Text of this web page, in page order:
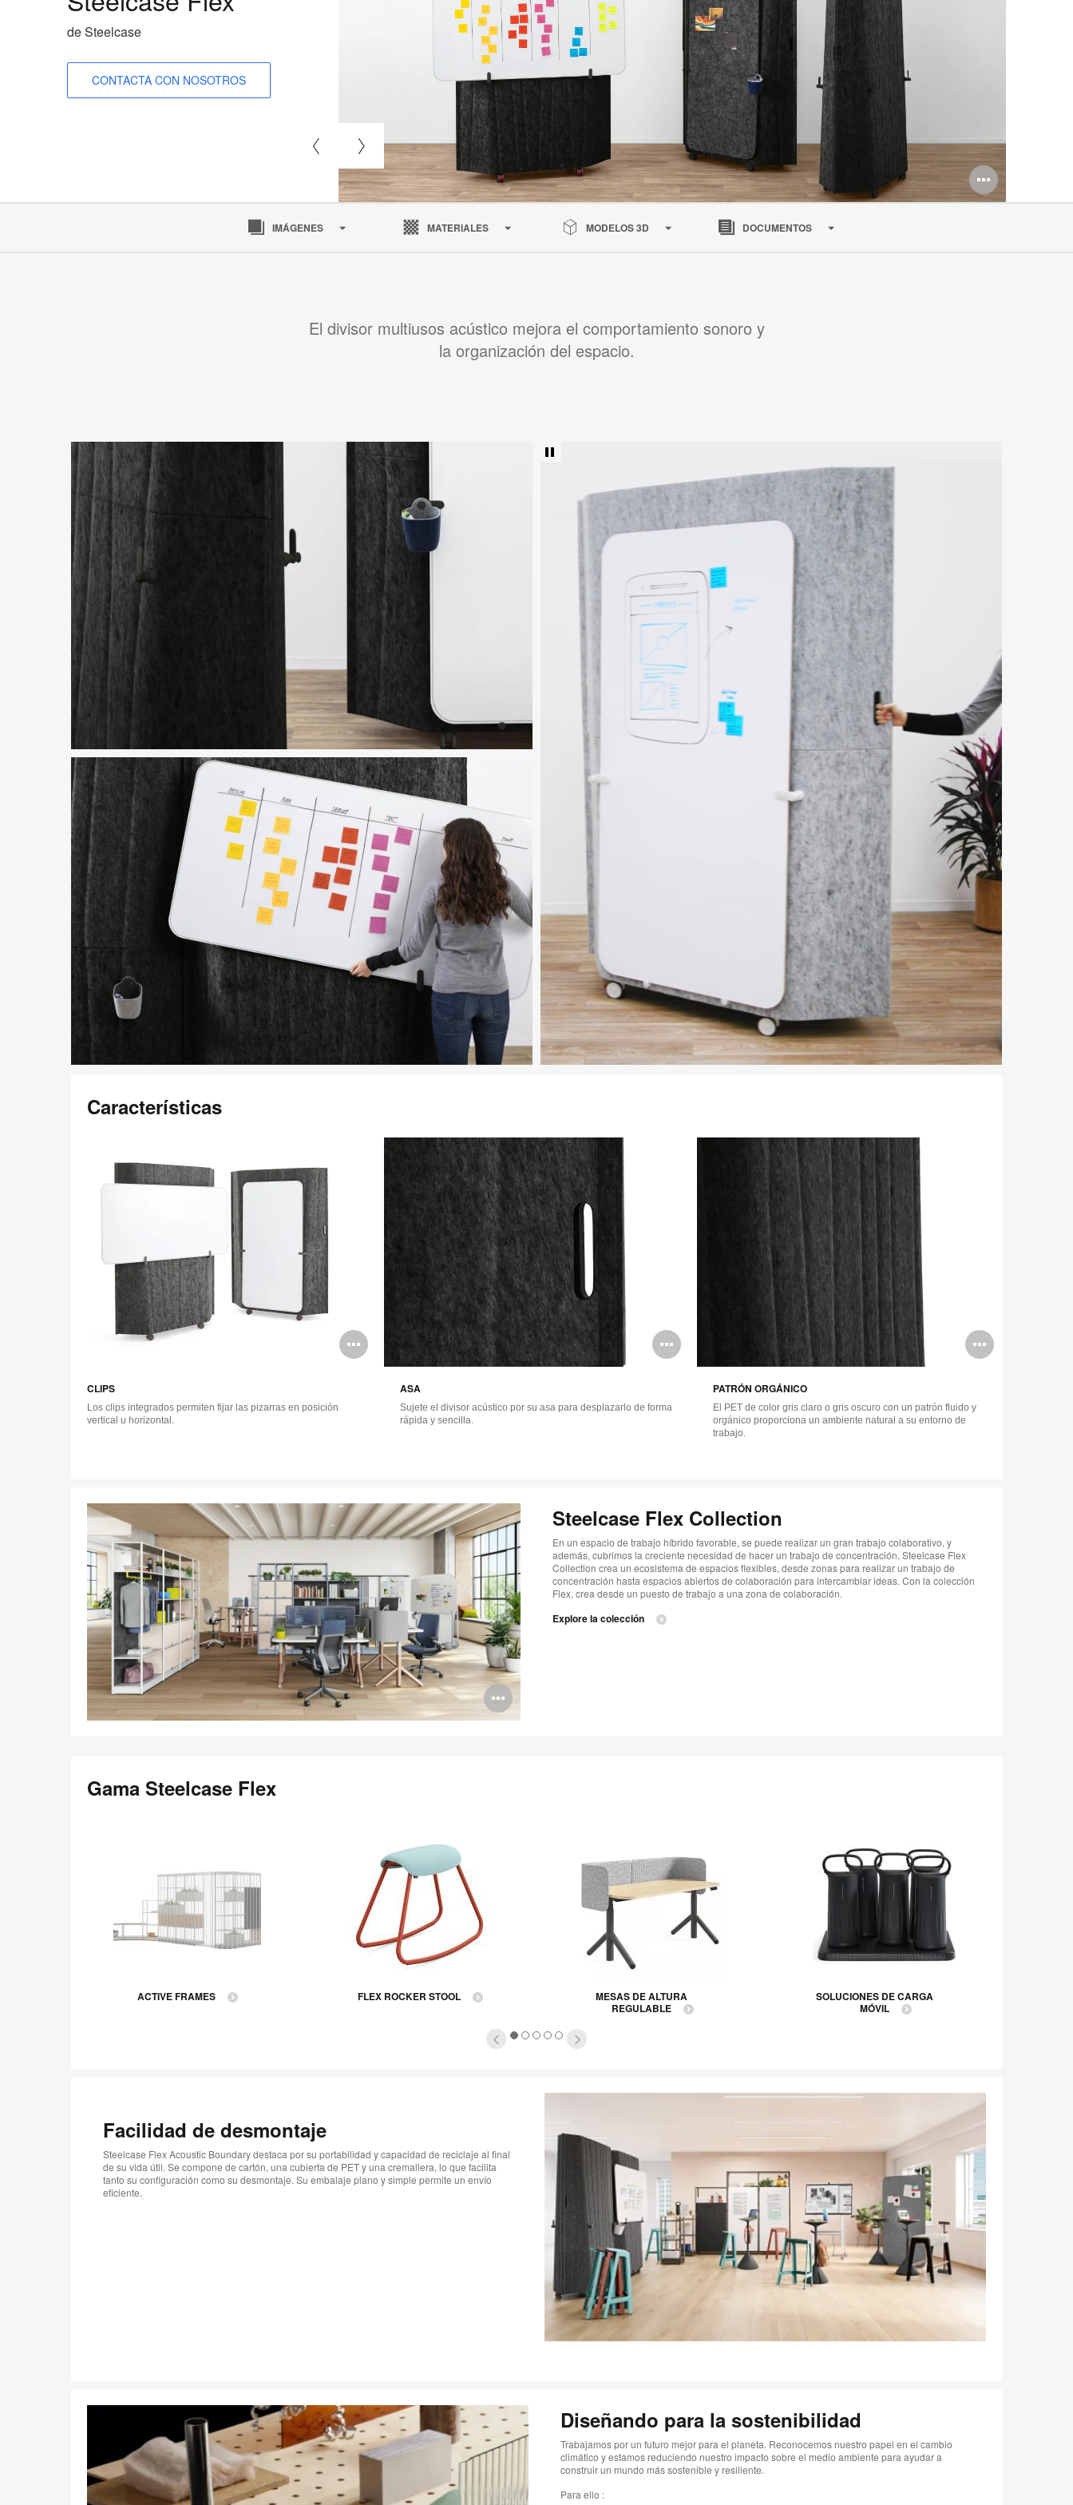
Abrir
imagen
de Steelcase
CONTACTA CON NOSOTROS
IMÁGENES MATERIALES MODELOS 3D DOCUMENTOS
El divisor multiusos acústico mejora el comportamiento sonoro y
la organización del espacio.
Imagen de destacado en
Divisor acústico Steelcase Flex
Descargar imagen
Divisor acústico Steelcase Flex
Descargar imagen
Características
Abrir
imagen
CLIPS
Los clips integrados permiten fijar las pizarras en posición
vertical u horizontal.
Abrir
imagen
ASA
Sujete el divisor acústico por su asa para desplazarlo de forma
rápida y sencilla.
Abrir
PATRÓN ORGÁNICO
El PET de color gris claro o gris oscuro con un patrón fluido y
orgánico proporciona un ambiente natural a su entorno de
trabajo.
Abrir
imagen
Steelcase Flex Collection
En un espacio de trabajo híbrido favorable, se puede realizar un gran trabajo colaborativo, y
además, cubrimos la creciente necesidad de hacer un trabajo de concentración. Steelcase Flex
Collection crea un ecosistema de espacios flexibles, desde zonas para realizar un trabajo de
concentración hasta espacios abiertos de colaboración para intercambiar ideas. Con la colección
Flex, crea desde un puesto de trabajo a una zona de colaboración.
Explore la colección
Gama Steelcase Flex
ACTIVE FRAMES FLEX ROCKER STOOL
MESAS DE ALTURA
REGULABLE
SOLUCIONES DE CARGA
MÓVIL
12345
Facilidad de desmontaje
Steelcase Flex Acoustic Boundary destaca por su portabilidad y capacidad de reciclaje al final
de su vida útil. Se compone de cartón, una cubierta de PET y una cremallera, lo que facilita
tanto su configuración como su desmontaje. Su embalaje plano y simple permite un envío
eficiente.
Diseñando para la sostenibilidad
Trabajamos por un futuro mejor para el planeta. Reconocemos nuestro papel en el cambio
climático y estamos reduciendo nuestro impacto sobre el medio ambiente para ayudar a
construir un mundo más sostenible y resiliente.
Para ello :